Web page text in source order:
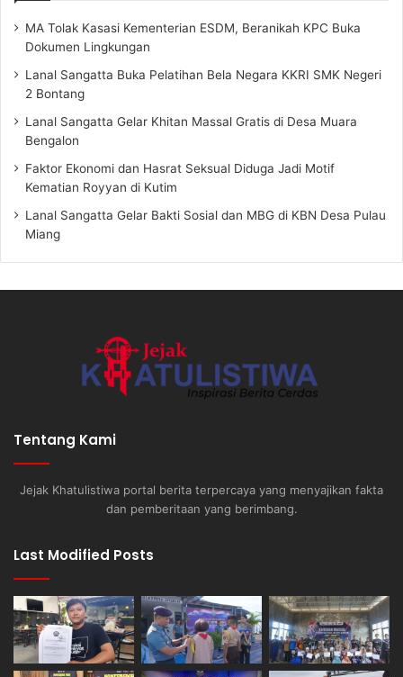
MA Tolak Kasasi Kementerian ESDM, Beranikah KPC Buka
Dokumen Lingkungan
Lanal Sangatta Buka Pelatihan Bela Negara KKRI SMK Negeri
2 Bontang
Lanal Sangatta Gelar Khitan Massal Gratis di Desa Muara
Bengalon
Faktor Ekonomi dan Hasrat Seksual Diduga Jadi Motif
Kematian Royyan di Kutim
Lanal Sangatta Gelar Bakti Sosial dan MBG di KBN Desa Pulau
Miang
Tentang Kami
Jejak Khatulistiwa portal berita terpercaya yang menyajikan fakta
dan pemberitaan yang berimbang.
Last Modified Posts